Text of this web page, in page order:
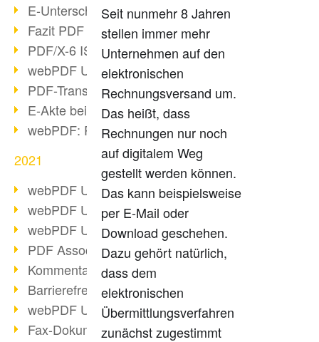
E-Unterschriften für Verwaltung
Fazit PDF Days 2021
PDF/X-6 ISO-Norm
webPDF Update 8.0.0.2393
PDF-Transparenz beim PDF-Format
E-Akte bei Behörden
webPDF: PDF-Anhänge verwalten
2021
webPDF Update 8.0.0.2376
webPDF Update 8.0.0.2374
webPDF Update 8.0.0.2372
PDF Association 2021 Entwicklungen
Kommentare im PDF einfügen
Barrierefreie PDF-Dokumente (3/3)
webPDF Update 8.0.0.2338
Fax-Dokumente in Workflow
Seit nunmehr 8 Jahren
stellen immer mehr
Unternehmen auf den
elektronischen
Rechnungsversand um.
Das heißt, dass
Rechnungen nur noch
auf digitalem Weg
gestellt werden können.
Das kann beispielsweise
per E-Mail oder
Download geschehen.
Dazu gehört natürlich,
dass dem
elektronischen
Übermittlungsverfahren
zunächst zugestimmt